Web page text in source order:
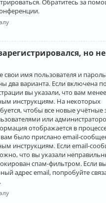
но
свои имя пользователя и
два варианта. Если включена
вы указали, что вам
инструкциям. На некоторых
чтобы все новые учётные
или
отображается в
вам было прислано email-
инструкциям. Если email-
что вы указали
спам-фильтром. Если
адрес email, попробуйте